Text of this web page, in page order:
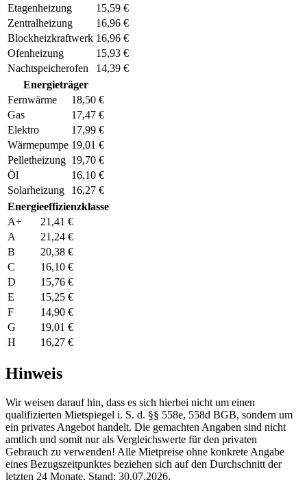
Etagenheizung
15,59 €
Zentralheizung
16,96 €
Blockheizkraftwerk 16,96 €
Ofenheizung
15,93 €
Nachtspeicherofen
14,39 €
Energieträger
Fernwärme
18,50 €
Gas
17,47 €
Elektro
17,99 €
Wärmepumpe 19,01 €
Pelletheizung 19,70 €
Öl
16,10 €
Solarheizung
16,27 €
Energieeffizienzklasse
A+
21,41 €
A
21,24 €
B
20,38 €
C
16,10 €
D
15,76 €
E
15,25 €
F
14,90 €
G
19,01 €
H
16,27 €
Hinweis
Wir weisen darauf hin, dass es sich hierbei nicht um einen
qualifizierten Mietspiegel i. S. d. §§ 558e, 558d BGB, sondern um
ein privates Angebot handelt. Die gemachten Angaben sind nicht
amtlich und somit nur als Vergleichswerte für den privaten
Gebrauch zu verwenden! Alle Mietpreise ohne konkrete Angabe
eines Bezugszeitpunktes beziehen sich auf den Durchschnitt der
letzten 24 Monate. Stand: 30.07.2026.